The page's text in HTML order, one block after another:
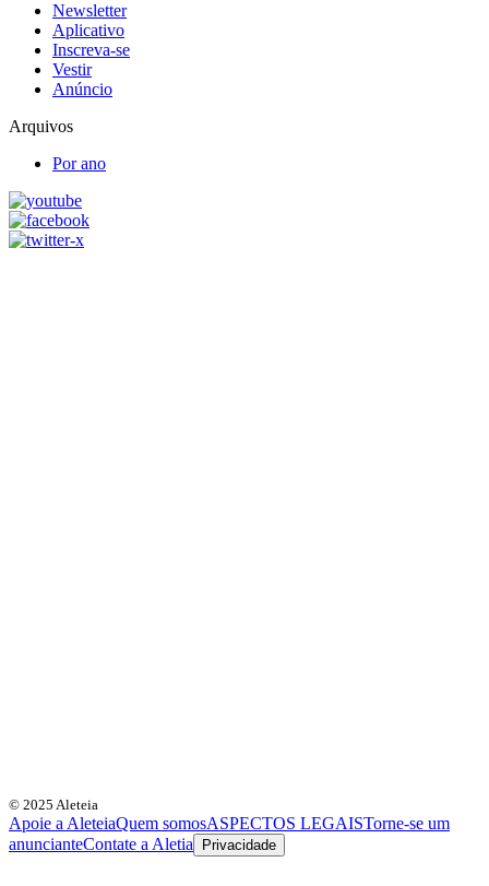
Newsletter
Aplicativo
Inscreva-se
Vestir
Anúncio
Arquivos
Por ano
© 2025 Aleteia
Apoie a AleteiaQuem somosASPECTOS LEGAISTorne-se um
anuncianteContate a Aletia Privacidade